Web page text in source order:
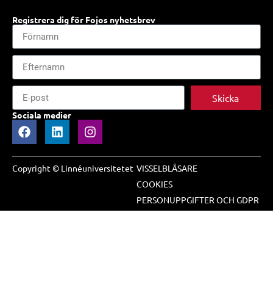
Registrera dig för Fojos nyhetsbrev
Skicka
Sociala medier
Copyright © Linnéuniversitetet VISSELBLÅSARE
COOKIES
PERSONUPPGIFTER OCH GDPR